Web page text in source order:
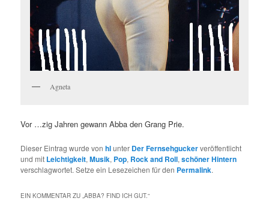
Agneta
Vor …zig Jahren gewann Abba den Grang Prie.
Dieser Eintrag wurde vonhlunter Der Fernsehguckerveröffentlicht
und mit Leichtigkeit,Musik, Pop, Rock and Roll,schöner Hintern
verschlagwortet. Setze ein Lesezeichen für den Permalink.
EIN KOMMENTAR ZU „ABBA? FIND ICH GUT.“